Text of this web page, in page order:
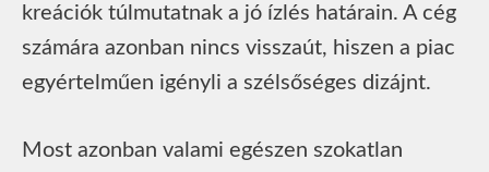
kreációk túlmutatnak a jó ízlés határain. A cég
számára azonban nincs visszaút, hiszen a piac
egyértelműen igényli a szélsőséges dizájnt.
Most azonban valami egészen szokatlan